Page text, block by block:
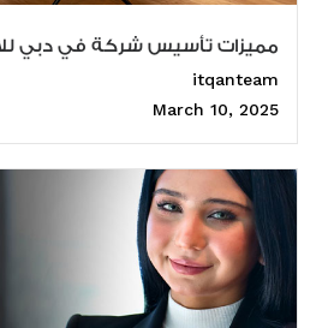
مميزات تأسيس شركة في دبي
itqanteam
March 10, 2025